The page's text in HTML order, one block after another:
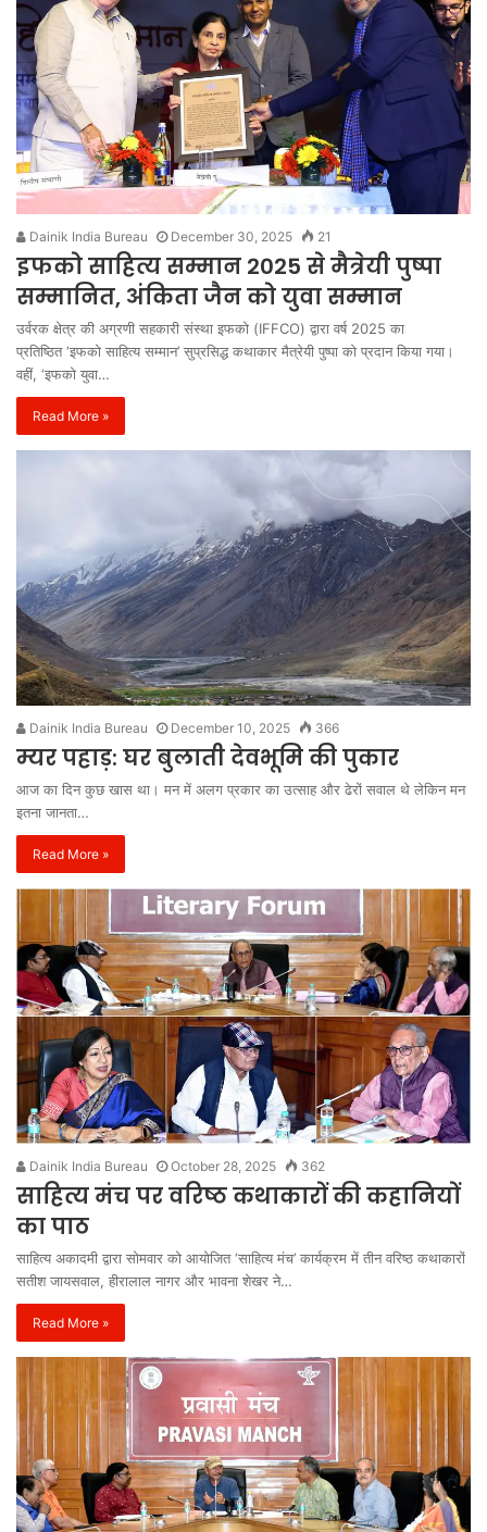
Dainik India Bureau December 30, 2025 21
इफको साहित्य सम्मान 2025 से मैत्रेयी पुष्पा
सम्मानित, अंकिता जैन को युवा सम्मान
उर्वरक क्षेत्र की अग्रणी सहकारी संस्था इफको (IFFCO) द्वारा वर्ष 2025 का
प्रतिष्ठित ‘इफको साहित्य सम्मान’ सुप्रसिद्ध कथाकार मैत्रेयी पुष्पा को प्रदान किया गया।
वहीं, ‘इफको युवा…
Read More »
Dainik India Bureau December 10, 2025 366
म्यर पहाड़: घर बुलाती देवभूमि की पुकार
आज का दिन कुछ खास था। मन में अलग प्रकार का उत्साह और ढेरों सवाल थे लेकिन मन
इतना जानता…
Read More »
Dainik India Bureau October 28, 2025 362
साहित्य मंच पर वरिष्ठ कथाकारों की कहानियों
का पाठ
साहित्य अकादमी द्वारा सोमवार को आयोजित ‘साहित्य मंच’ कार्यक्रम में तीन वरिष्ठ कथाकारों
सतीश जायसवाल, हीरालाल नागर और भावना शेखर ने…
Read More »